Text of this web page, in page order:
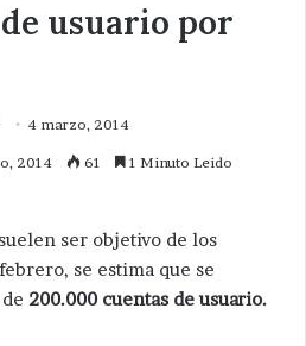
usuario por
4 marzo, 2014
2014 61 1 Minuto Leido
ser objetivo de los
se estima que se
200.000 cuentas de usuario.